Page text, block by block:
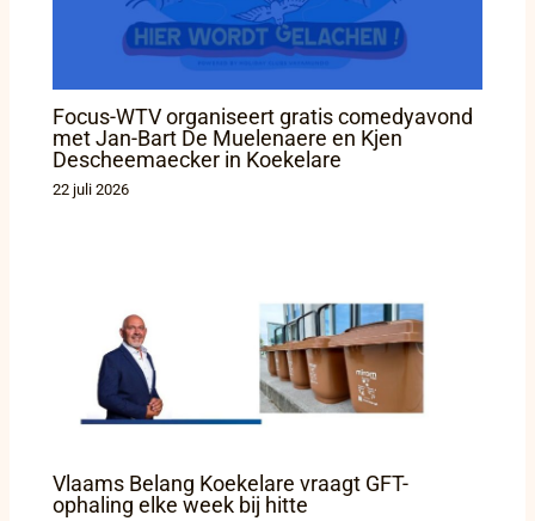
Focus-WTV organiseert gratis comedyavond
met Jan-Bart De Muelenaere en Kjen
Descheemaecker in Koekelare
22 juli 2026
Vlaams Belang Koekelare vraagt GFT-
ophaling elke week bij hitte